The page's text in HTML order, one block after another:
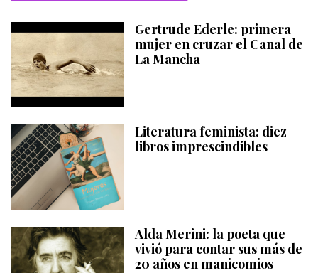
Gertrude Ederle: primera
mujer en cruzar el Canal de
La Mancha
Literatura feminista: diez
libros imprescindibles
Alda Merini: la poeta que
vivió para contar sus más de
20 años en manicomios